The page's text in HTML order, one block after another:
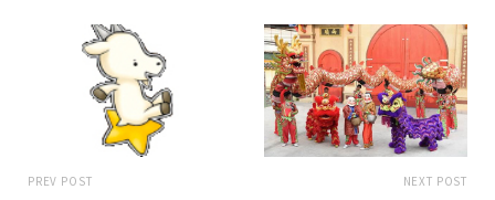
PREV POST NEXT POST